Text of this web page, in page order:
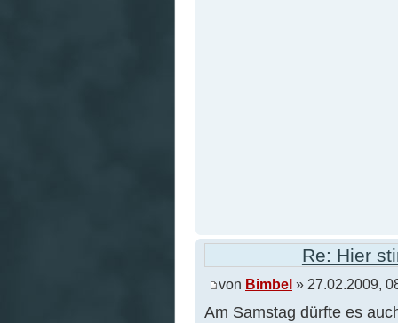
Re: Hier
von Bimbel » 27.02.2009,
Am Samstag dürfte es